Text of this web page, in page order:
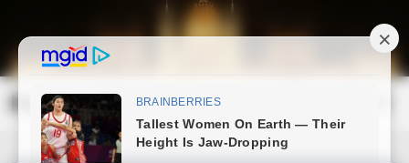
content
Magyarország Kincsei
Search